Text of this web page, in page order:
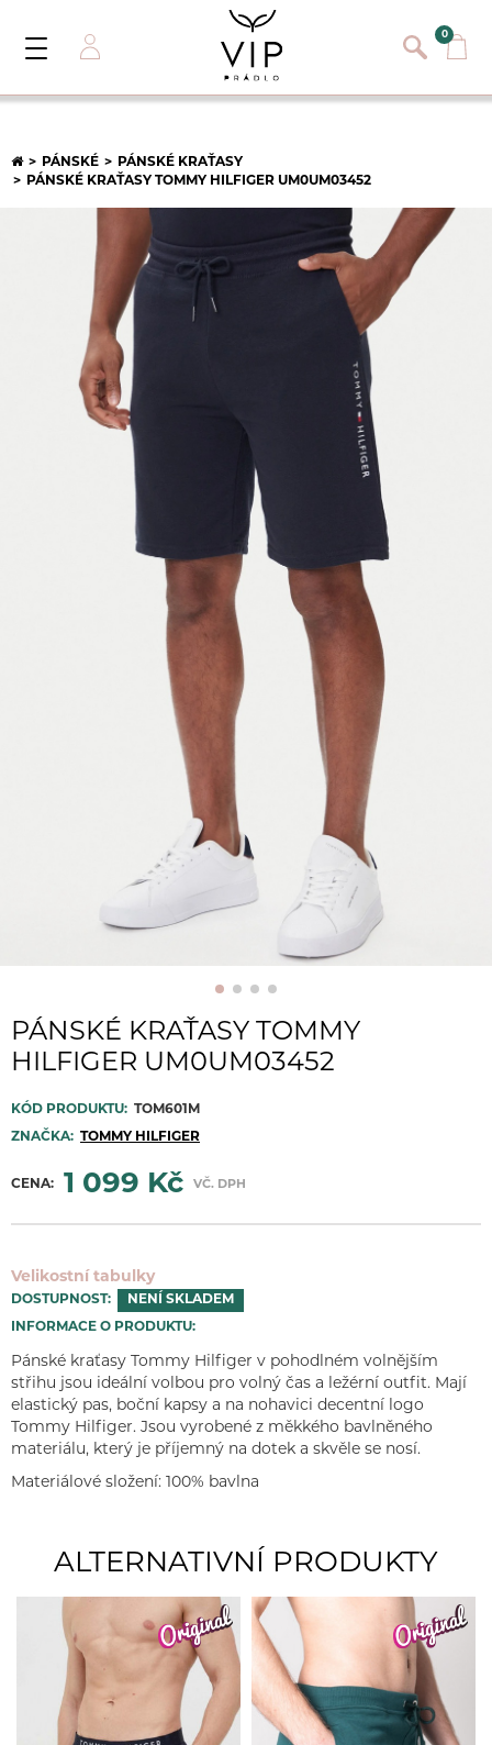
Přihlásit se
Registrace nového zákazníka
Zapomněli jste heslo ?
PŘIHLÁSIT
0
Toggle
PÁNSKÉ
PÁNSKÉ KRAŤASY
PÁNSKÉ KRAŤASY TOMMY HILFIGER UM0UM03452
PÁNSKÉ KRAŤASY TOMMY
HILFIGER UM0UM03452
KÓD PRODUKTU: TOM601M
ZNAČKA: TOMMY HILFIGER
CENA: 1 099 Kč VČ. DPH
Velikostní tabulky
DOSTUPNOST: NENÍ SKLADEM
INFORMACE O PRODUKTU:
Pánské kraťasy Tommy Hilfiger v pohodlném volnějším
střihu jsou ideální volbou pro volný čas a ležérní outfit. Mají
elastický pas, boční kapsy a na nohavici decentní logo
Tommy Hilfiger. Jsou vyrobené z měkkého bavlněného
materiálu, který je příjemný na dotek a skvěle se nosí.
Materiálové složení: 100% bavlna
ALTERNATIVNÍ PRODUKTY